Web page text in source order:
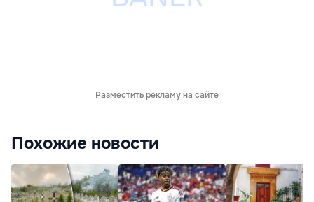
Разместить рекламу на сайте
Похожие новости